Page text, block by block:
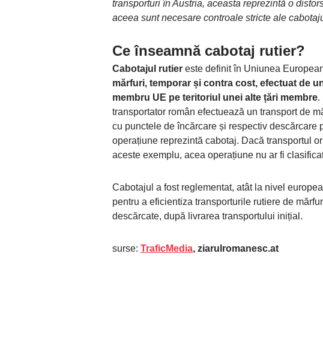
transporturi în Austria, aceasta reprezintă o
aceea sunt necesare controale stricte ale
Ce înseamnă cabotaj rutier?
Cabotajul rutier este definit în Uniunea
mărfuri, temporar și contra cost, efectuat de
membru UE pe teritoriul unei alte țări membre.
transportator român efectuează un transport de
cu punctele de încărcare și respectiv descărcare
operațiune reprezintă cabotaj. Dacă transportul
aceste exemplu, acea operațiune nu ar fi
Cabotajul a fost reglementat, atât la nivel
pentru a eficientiza transporturile rutiere de
descărcate, după livrarea transportului inițial.
surse: TraficMedia, ziarulromanesc.at